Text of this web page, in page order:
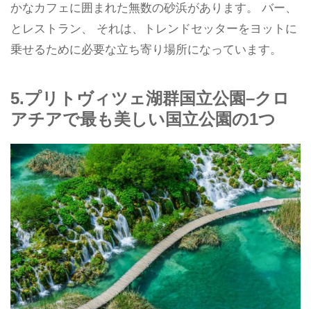
かなカフェに囲まれた無数の砂浜があります。 バー、
とレストラン、 それは、トレンドセッターをヨットに
乗せるために必要な立ち寄り場所になっています。
5.プリトヴィツェ湖群国立公園–クロ
アチアで最も美しい国立公園の1つ